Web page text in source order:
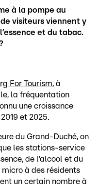
à la pompe au
visiteurs viennent y
et du tabac.
For Tourism, à
la fréquentation
une croissance
et 2025.
du Grand-Duché, on
les stations-service
de l’alcool et du
à des résidents
un certain nombre à